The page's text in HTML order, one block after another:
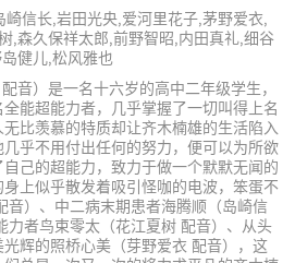
信长,岩田光央,爱河里花子,茅野爱衣,
,森久保祥太郎,前野智昭,内田真礼,细谷
健儿,松风雅也
音）是一名十六岁的高中二年级学生，
能超能力者，几乎掌握了一切叫得上名
比羡慕的特质却让齐木楠雄的生活陷入
乎不用付出任何的努力，便可以为所欲
己的超能力，致力于做一个默默无闻的
上似乎散发着吸引怪咖的电波，笨蛋不
音）、中二病末期患者海腾顺（岛崎信
力者鸟束零太（花江夏树 配音）、从头
辉的照桥心美（芽野爱衣 配音），这